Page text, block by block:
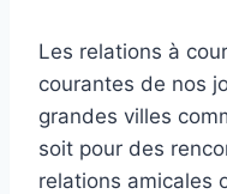
Les relations à
courantes de nos
grandes villes
soit pour des
relations amicales